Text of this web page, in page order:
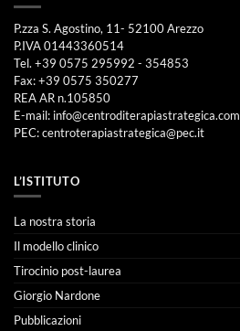
P.zza S. Agostino, 11- 52100 Arezzo
P.IVA 01443360514
Tel. +39 0575 295992 - 354853
Fax: +39 0575 350277
REA AR n.105850
E-mail: info@centroditerapiastrategica.com
PEC:centroterapiastrategica@pec.it
L’ISTITUTO
La nostra storia
Il modello clinico
Tirocinio post-laurea
Giorgio Nardone
Pubblicazioni